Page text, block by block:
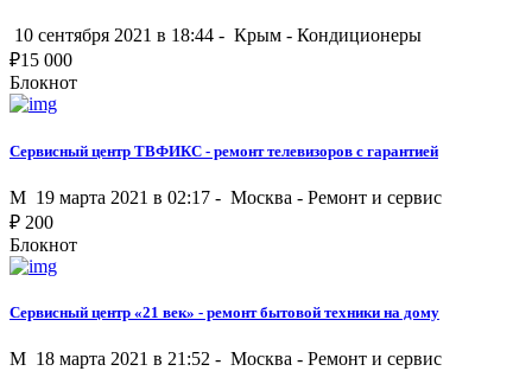
10 сентября 2021 в 18:44 - Крым - Кондиционеры
₽15 000
Блокнот
Сервисный центр ТВФИКС - ремонт телевизоров с гарантией
M 19 марта 2021 в 02:17 - Москва - Ремонт и сервис
₽ 200
Блокнот
Сервисный центр «21 век» - ремонт бытовой техники на дому
M 18 марта 2021 в 21:52 - Москва - Ремонт и сервис